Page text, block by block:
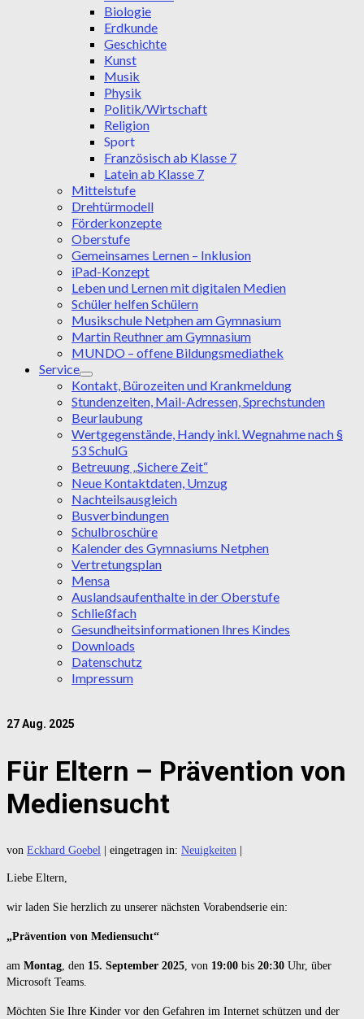
Biologie
Erdkunde
Geschichte
Kunst
Musik
Physik
Politik/Wirtschaft
Religion
Sport
Französisch ab Klasse 7
Latein ab Klasse 7
Mittelstufe
Drehtürmodell
Förderkonzepte
Oberstufe
Gemeinsames Lernen – Inklusion
iPad-Konzept
Leben und Lernen mit digitalen Medien
Schüler helfen Schülern
Musikschule Netphen am Gymnasium
Martin Reuthner am Gymnasium
MUNDO – offene Bildungsmediathek
Service
Kontakt, Bürozeiten und Krankmeldung
Stundenzeiten, Mail-Adressen, Sprechstunden
Beurlaubung
Wertgegenstände, Handy inkl. Wegnahme nach §
53 SchulG
Betreuung „Sichere Zeit“
Neue Kontaktdaten, Umzug
Nachteilsausgleich
Busverbindungen
Schulbroschüre
Kalender des Gymnasiums Netphen
Vertretungsplan
Mensa
Auslandsaufenthalte in der Oberstufe
Schließfach
Gesundheitsinformationen Ihres Kindes
Downloads
Datenschutz
Impressum
27Aug. 2025
Für Eltern – Prävention von
Mediensucht
von Eckhard Goebel eingetragen in: Neuigkeiten
Liebe Eltern,
wir laden Sie herzlich zu unserer nächsten Vorabendserie ein:
„Prävention von Mediensucht“
am Montag, den 15. September 2025, von 19:00 bis 20:30 Uhr, über
Microsoft Teams.
Möchten Sie Ihre Kinder vor den Gefahren im Internet schützen und der